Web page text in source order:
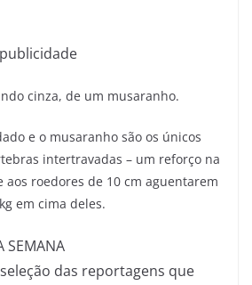
e o musaranho são os únicos
intertravadas – um reforço na
roedores de 10 cm aguentarem
em cima deles.
SEMANA
das reportagens que